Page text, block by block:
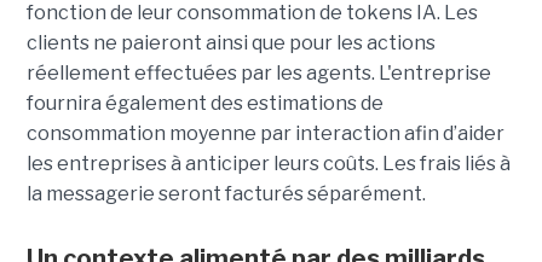
fonction de leur consommation de tokens IA. Les
clients ne paieront ainsi que pour les actions
réellement effectuées par les agents. L'entreprise
fournira également des estimations de
consommation moyenne par interaction afin d’aider
les entreprises à anticiper leurs coûts. Les frais liés à
la messagerie seront facturés séparément.